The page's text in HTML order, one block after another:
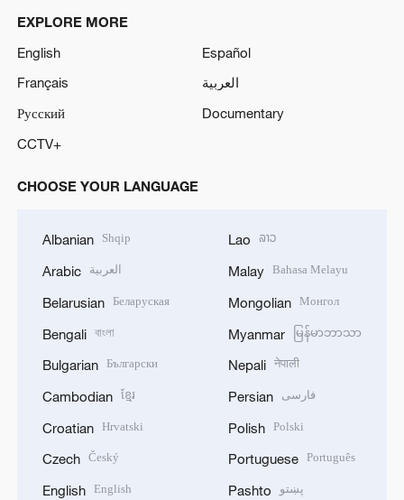
EXPLORE MORE
English
Español
Français
العربية
Русский
Documentary
CCTV+
CHOOSE YOUR LANGUAGE
Albanian Shqip
Arabic العربية
Belarusian Беларуская
Bengali বাংলা
Bulgarian Български
Cambodian ខ្មែរ
Croatian Hrvatski
Czech Český
English English
Lao ລາວ
Malay Bahasa Melayu
Mongolian Монгол
Myanmar မြန်မာဘာသာ
Nepali नेपाली
Persian فارسی
Polish Polski
Portuguese Português
Pashto پښتو